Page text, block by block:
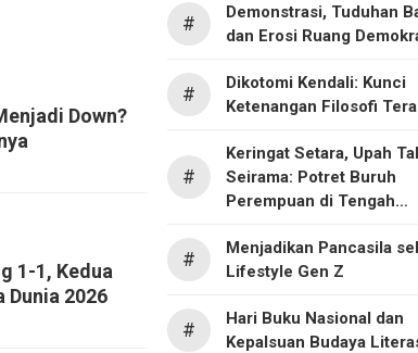
Down?
1-1, Kedua
Dunia 2026
#
Demonstrasi, Tuduhan
dan Erosi Ruang
#
Dikotomi Kendali: Kunci
Ketenangan Filosofi
#
Keringat Setara, Upah
Seirama: Potret Buruh
Perempuan di Tengah
#
Menjadikan Pancasila
Lifestyle Gen Z
#
Hari Buku Nasional dan
Kepalsuan Budaya